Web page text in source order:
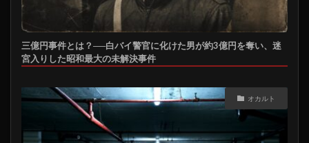
三億円事件とは？──白バイ警官に化けた男が約3億円を奪い、迷
宮入りした昭和最大の未解決事件
オカルト